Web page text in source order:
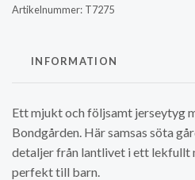
Artikelnummer: T7275
INFORMATION
Ett mjukt och följsamt jerseytyg
Bondgården. Här samsas söta
detaljer från lantlivet i ett lekfullt
perfekt till barn.